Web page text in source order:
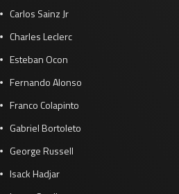
Carlos Sainz Jr
Charles Leclerc
Esteban Ocon
Fernando Alonso
Franco Colapinto
Gabriel Bortoleto
George Russell
Isack Hadjar